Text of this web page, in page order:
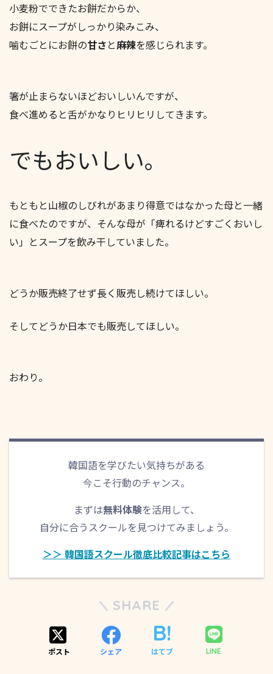
小麦粉でできたお餅だからか、
お餅にスープがしっかり染みこみ、
噛むごとにお餅の甘さと麻辣を感じられます。
箸が止まらないほどおいしいんですが、
食べ進めると舌がかなりヒリヒリしてきます。
でもおいしい。
もともと山椒のしびれがあまり得意ではなかった母と一緒
に食べたのですが、そんな母が「痺れるけどすごくおいし
い」とスープを飲み干していました。
どうか販売終了せず長く販売し続けてほしい。
そしてどうか日本でも販売してほしい。
おわり。
韓国語を学びたい気持ちがある
今こそ行動のチャンス。
まずは無料体験を活用して、
自分に合うスクールを見つけてみましょう。
＞＞ 韓国語スクール徹底比較記事はこちら
SHARE
ポスト シェア はてブ LINE